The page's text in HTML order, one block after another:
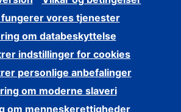
fungerer vores tjenester
om databeskyttelse
indstillinger for cookies
personlige anbefalinger
om moderne slaveri
om menneskerettigheder